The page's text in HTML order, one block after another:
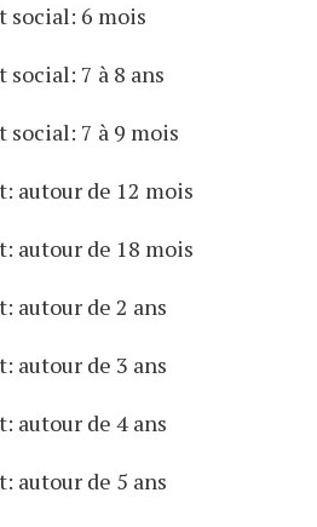
social: 6 mois
7 à 8 ans
7 à 9 mois
autour de 12 mois
autour de 18 mois
autour de 2 ans
autour de 3 ans
autour de 4 ans
autour de 5 ans